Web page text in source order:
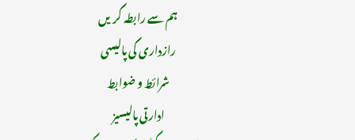
ہم سے رابطہ کریں
رازداری کی پالیسی
شرائط و ضوابط
ادارتی پالیسیز